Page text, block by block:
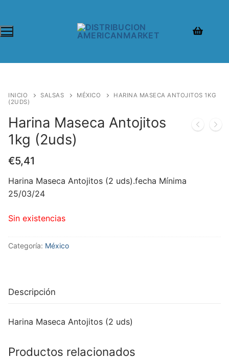
INICIO SALSAS MÉXICO
HARINA MASECA ANTOJITOS 1KG
(2UDS)
Harina Maseca Antojitos
1kg (2uds)
€5,41
Harina Maseca Antojitos (2 uds).fecha Mínima
25/03/24
Sin existencias
Categoría: México
Descripción
Harina Maseca Antojitos (2 uds)
Productos relacionados